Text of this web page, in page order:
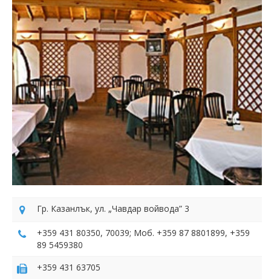
Гр. Казанлък, ул. „Чавдар войвода” 3
+359 431 80350, 70039; Моб. +359 87 8801899, +359
89 5459380
+359 431 63705